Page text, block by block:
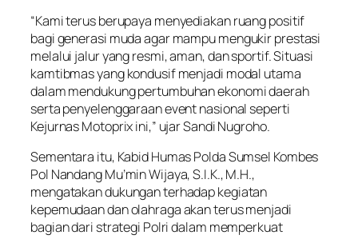
“Kami terus berupaya menyediakan ruang positif
bagi generasi muda agar mampu mengukir prestasi
melalui jalur yang resmi, aman, dan sportif. Situasi
kamtibmas yang kondusif menjadi modal utama
dalam mendukung pertumbuhan ekonomi daerah
serta penyelenggaraan event nasional seperti
Kejurnas Motoprix ini,” ujar Sandi Nugroho.
Sementara itu, Kabid Humas Polda Sumsel Kombes
Pol Nandang Mu’min Wijaya, S.I.K., M.H.,
mengatakan dukungan terhadap kegiatan
kepemudaan dan olahraga akan terus menjadi
bagian dari strategi Polri dalam memperkuat